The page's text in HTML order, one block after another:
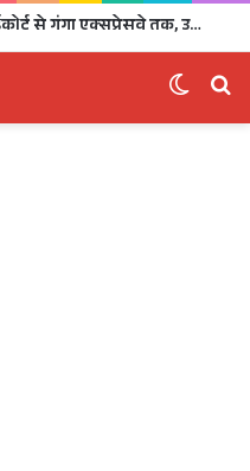
Dhami Cabinet Decisions: हाईकोर्ट से गंगा एक्सप्रेसवे तक, उत्तराखंड कैबिनेट के बड़े फैसले Click